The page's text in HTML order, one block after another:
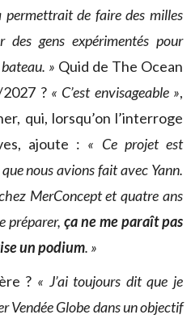
permettrait de faire des milles
des gens expérimentés pour
» Quid de The Ocean
? « C’est envisageable »,
qui, lorsqu’on l’interroge
ajoute : « Ce projet est
nous avions fait avec Yann.
MerConcept et quatre ans
préparer, ça ne me paraît pas
un podium. »
? « J’ai toujours dit que je
Vendée Globe dans un objectif